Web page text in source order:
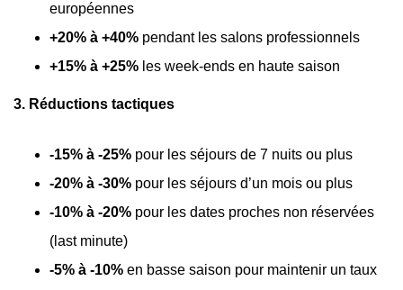
européennes
+20% à +40% pendant les salons professionnels
+15% à +25% les week-ends en haute saison
3. Réductions tactiques
-15% à -25% pour les séjours de 7 nuits ou plus
-20% à -30% pour les séjours d’un mois ou plus
-10% à -20% pour les dates proches non réservées
(last minute)
-5% à -10% en basse saison pour maintenir un taux